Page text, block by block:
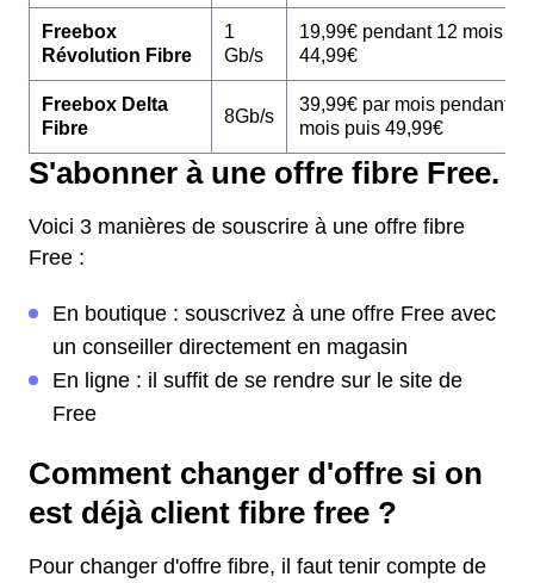
Freebox
Révolution Fibre
1
Gb/s
19,99€ pendant 12 mois
44,99€
Freebox Delta
Fibre
8Gb/s
39,99€ par mois pendant 12
mois puis 49,99€
S'abonner à une offre fibre Free.
Voici 3 manières de souscrire à une offre fibre
Free :
En boutique : souscrivez à une offre Free avec
un conseiller directement en magasin
En ligne : il suffit de se rendre sur le site de
Free
Comment changer d'offre si on
est déjà client fibre free ?
Pour changer d'offre fibre, il faut tenir compte de